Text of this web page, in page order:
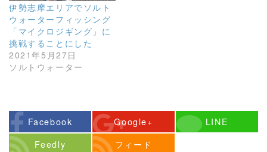
伊勢志摩エリアでソルト
ウォーターフィッシング
「マイクロジギング」に
挑戦することにした
2021年5月27日
ソルトウォーター
Facebook Google+
LINE
Feedly
フィード